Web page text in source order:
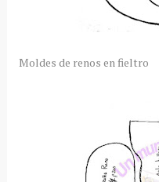
Moldes de renos en fieltro